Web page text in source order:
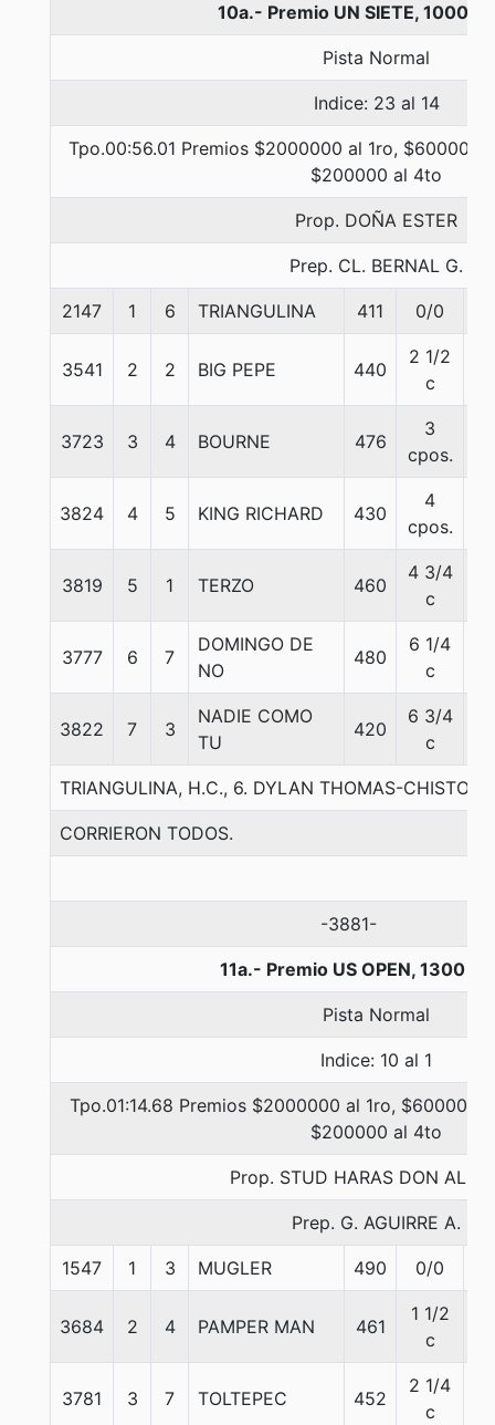
10a.- Premio UN SIETE, 1000
Pista Normal
Indice: 23 al 14
Tpo.00:56.01 Premios $2000000 al 1ro, $600000
$200000 al 4to
Prop. DOÑA ESTER
Prep. CL. BERNAL G.
2147 1 6 TRIANGULINA 411 0/0
3541 2 2 BIG PEPE 440
2 1/2
c
3723 3 4 BOURNE 476
3
cpos.
3824 4 5 KING RICHARD 430
4
cpos.
3819 5 1 TERZO 460
4 3/4
c
3777 6 7
DOMINGO DE
NO
480
6 1/4
c
3822 7 3
NADIE COMO
TU
420
6 3/4
c
TRIANGULINA, H.C., 6. DYLAN THOMAS-
CORRIERON TODOS.
-3881-
11a.- Premio US OPEN, 1300
Pista Normal
Indice: 10 al 1
Tpo.01:14.68 Premios $2000000 al 1ro, $600000
$200000 al 4to
Prop. STUD HARAS DON
Prep. G. AGUIRRE A.
1547 1 3 MUGLER 490 0/0
3684 2 4 PAMPER MAN 461
1 1/2
c
3781 3 7 TOLTEPEC 452
2 1/4
c